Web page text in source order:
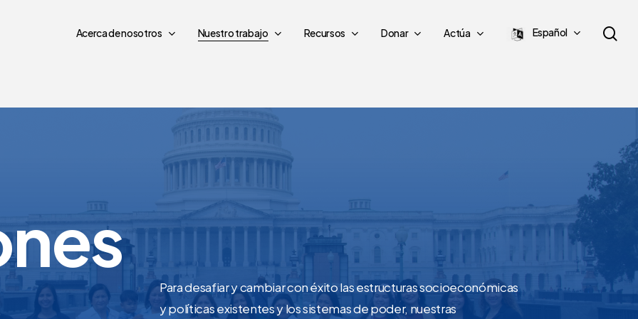
Acerca de nosotros Nuestro trabajo Recursos Donar Actúa Español
Para desafiar y cambiar con éxito las estructuras socioeconómicas
y políticas existentes y los sistemas de poder, nuestras